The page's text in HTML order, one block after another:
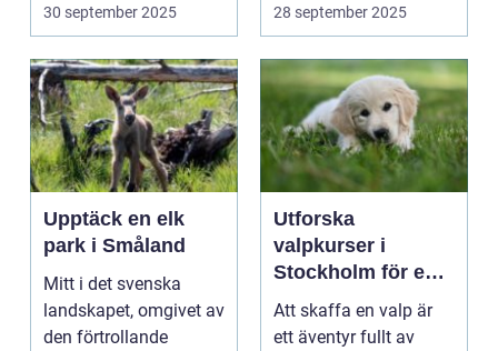
30 september 2025 28 september 2025
Upptäck en elk
park i Småland
Mitt i det svenska
landskapet, omgivet av
den förtrollande
Utforska
valpkurser i
Stockholm för en
lycklig och
välanpassad valp
Att skaffa en valp är
ett äventyr fullt av